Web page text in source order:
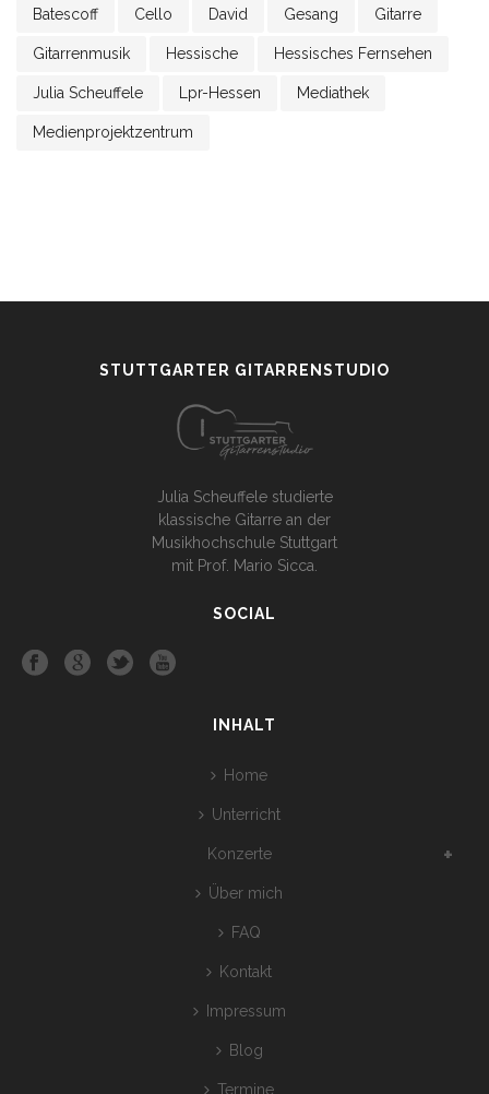
Batescoff Cello David Gesang Gitarre
Gitarrenmusik Hessische Hessisches Fernsehen
Julia Scheuffele Lpr-Hessen Mediathek
Medienprojektzentrum
STUTTGARTER GITARRENSTUDIO
Julia Scheuffele studierte
klassische Gitarre an der
Musikhochschule Stuttgart
mit Prof. Mario Sicca.
SOCIAL
INHALT
Home
Unterricht
Konzerte
Über mich
FAQ
Kontakt
Impressum
Blog
Termine